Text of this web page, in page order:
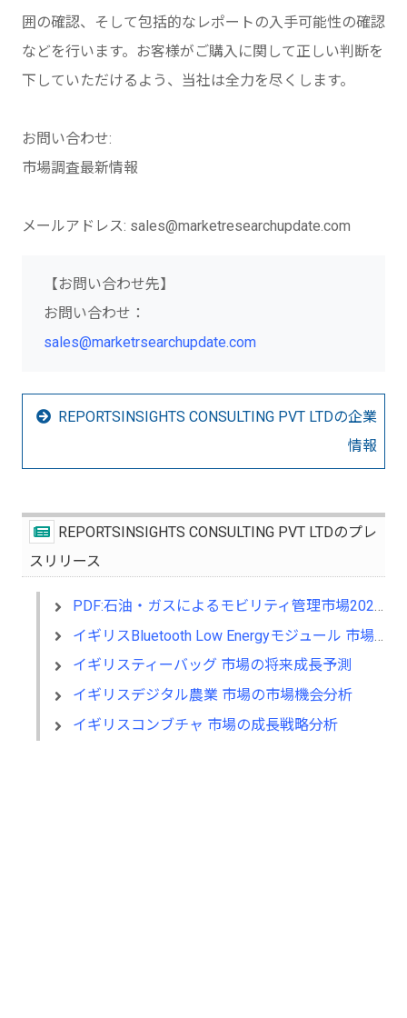
囲の確認、そして包括的なレポートの入手可能性の確認
などを行います。お客様がご購入に関して正しい判断を
下していただけるよう、当社は全力を尽くします。
お問い合わせ:
市場調査最新情報
メールアドレス: sales@marketresearchupdate.com
【お問い合わせ先】
お問い合わせ：
sales@marketrsearchupdate.com
REPORTSINSIGHTS CONSULTING PVT LTDの企業
情報
REPORTSINSIGHTS CONSULTING PVT LTDのプレ
スリリース
PDF:石油・ガスによるモビリティ管理市場2025年の新興技術、機会、そして2033
イギリスBluetooth Low Energyモジュール 市場の産業構造分析
イギリスティーバッグ 市場の将来成長予測
イギリスデジタル農業 市場の市場機会分析
イギリスコンブチャ 市場の成長戦略分析